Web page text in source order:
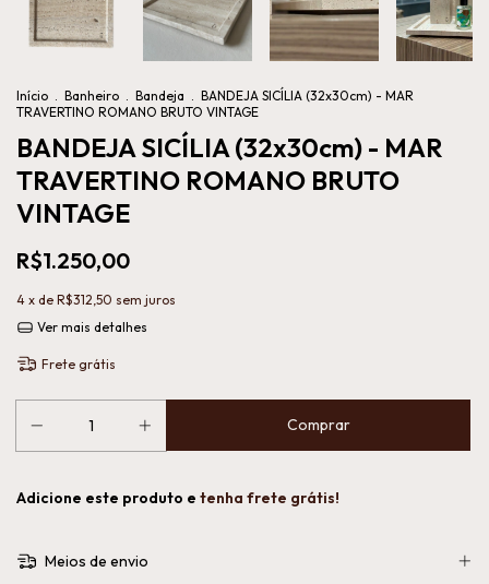
Início . Banheiro . Bandeja . BANDEJA SICÍLIA (32x30cm) - MAR
TRAVERTINO ROMANO BRUTO VINTAGE
BANDEJA SICÍLIA (32x30cm) - MAR
TRAVERTINO ROMANO BRUTO
VINTAGE
R$1.250,00
4 x de R$312,50 sem juros
Ver mais detalhes
Frete grátis
Adicione este produto e tenha frete grátis!
Meios de envio